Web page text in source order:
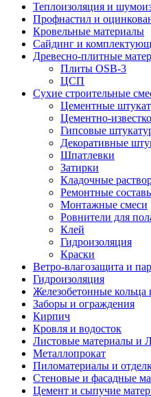
Теплоизоляция и
Профнастил и
Кровельные материалы
Сайдинг и
Древесно-плитные
Плиты OSB-3
ЦСП
Сухие строительные
Цементные
Цементно-
Гипсовые
Декоративные
Шпатлевки
Затирки
Кладочные
Ремонтные
Монтажные смеси
Ровнители для
Клей
Гидроизоляция
Краски
Ветро-влагозащита и
Гидроизоляция
Железобетонные
Заборы и ограждения
Кирпич
Кровля и водосток
Листовые материалы и
Металлопрокат
Пиломатериалы и
Стеновые и фасадные
Цемент и сыпучие